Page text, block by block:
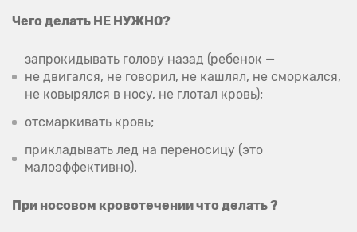
Чего делать НЕ НУЖНО?
запрокидывать голову назад (ребенок —
не двигался, не говорил, не кашлял, не сморкался,
не ковырялся в носу, не глотал кровь);
отсмаркивать кровь;
прикладывать лед на переносицу (это
малоэффективно).
При носовом кровотечении что делать ?